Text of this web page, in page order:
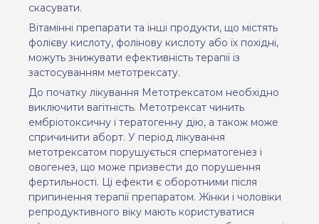
скасувати.
Вітамінні препарати та інші продукти, що містять
фолієву кислоту, фолінову кислоту або їх похідні,
можуть знижувати ефективність терапії із
застосуванням метотрексату.
До початку лікування Метотрексатом необхідно
виключити вагітність. Метотрексат чинить
ембріотоксичну і тератогенну дію, а також може
спричинити аборт. У період лікування
метотрексатом порушується сперматогенез і
овогенез, що може призвести до порушення
фертильності. Ці ефекти є оборотними після
припинення терапії препаратом. Жінки і чоловіки
репродуктивного віку мають користуватися